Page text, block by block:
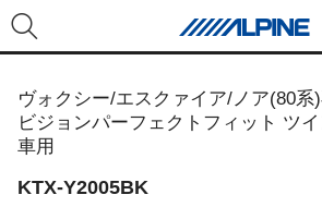
ヴォクシー/エスクァイア/ノア(80系
ビジョンパーフェクトフィット ツ
車用
KTX-Y2005BK